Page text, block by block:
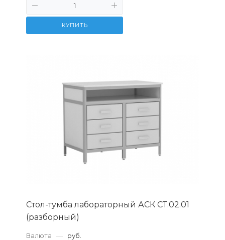
КУПИТЬ
Стол-тумба лабораторный АСК СТ.02.01
(разборный)
Валюта — руб.